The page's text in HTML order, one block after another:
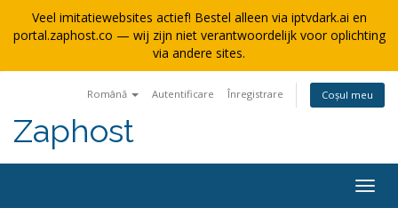
Veel imitatiewebsites actief! Bestel alleen via iptvdark.ai en
portal.zaphost.co — wij zijn niet verantwoordelijk voor oplichting
via andere sites.
Română Autentificare Înregistrare Coșul meu
Zaphost